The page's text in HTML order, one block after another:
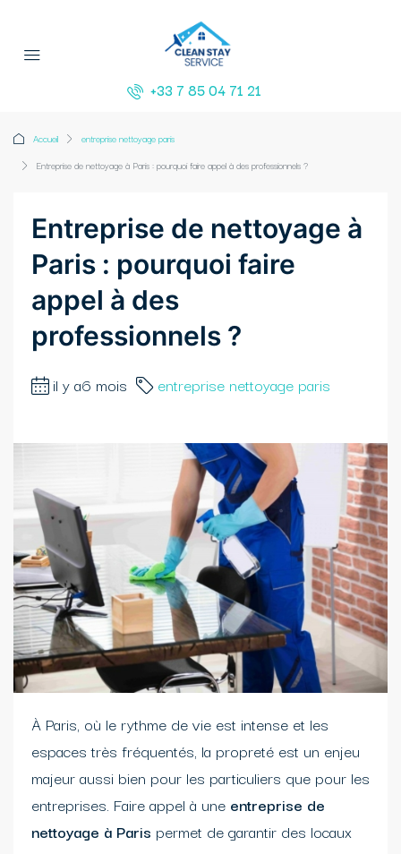
+33 7 85 04 71 21
Accueil
entreprise nettoyage paris
Entreprise de nettoyage à Paris : pourquoi faire appel à des professionnels ?
Entreprise de nettoyage à
Paris : pourquoi faire
appel à des
professionnels ?
il y a6 mois entreprise nettoyage paris
À Paris, où le rythme de vie est intense et les
espaces très fréquentés, la propreté est un enjeu
majeur aussi bien pour les particuliers que pour les
entreprises. Faire appel à une entreprise de
nettoyage à Paris permet de garantir des locaux